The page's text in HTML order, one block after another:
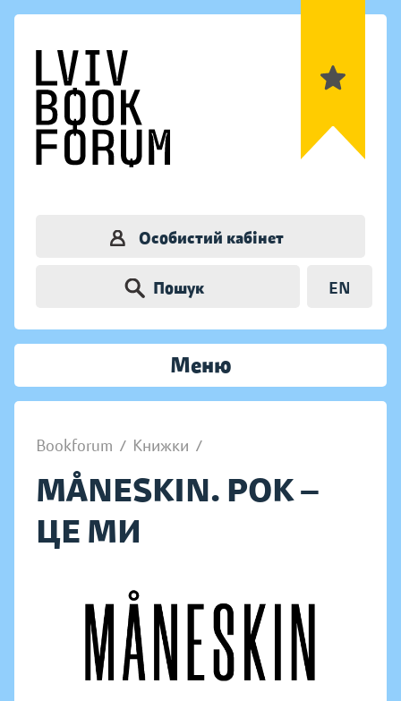
Особистий кабінет
Пошук EN
Меню
Bookforum / Книжки /
MÅNESKIN. РОК —
ЦЕ МИ